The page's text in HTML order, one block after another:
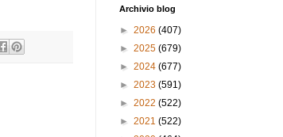
Archivio blog
► 2026 (407)
► 2025 (679)
► 2024 (677)
► 2023 (591)
► 2022 (522)
► 2021 (522)